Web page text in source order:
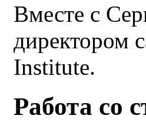
Вместе с
директором
Institute.
Работа со